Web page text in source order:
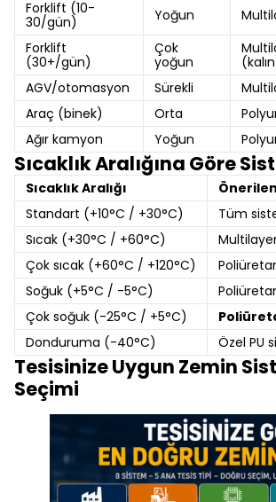
Forklift (10-
30/gün)
Yoğun
Forklift
(30+/gün)
Çok
yoğun
AGV/otomasyon
Sürekli
Araç (binek)
Orta
Ağır kamyon
Yoğun
Sıcaklık Aralığına Göre
Sıcaklık Aralığı
Standart (+10°C / +30°C)
Tüm
Sıcak (+30°C / +60°C)
Çok sıcak (+60°C / +120°C)
Soğuk (+5°C / -5°C)
Çok soğuk (-25°C / +5°C)
Donduruma (-40°C)
Özel PU
Tesisinize Uygun Zemin
Seçimi